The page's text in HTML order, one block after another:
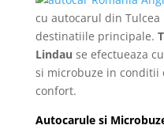
cu autocarul din Tulcea
destinatiile principale.
Lindau se efectueaza
si microbuze in conditii
confort.
Autocarule si